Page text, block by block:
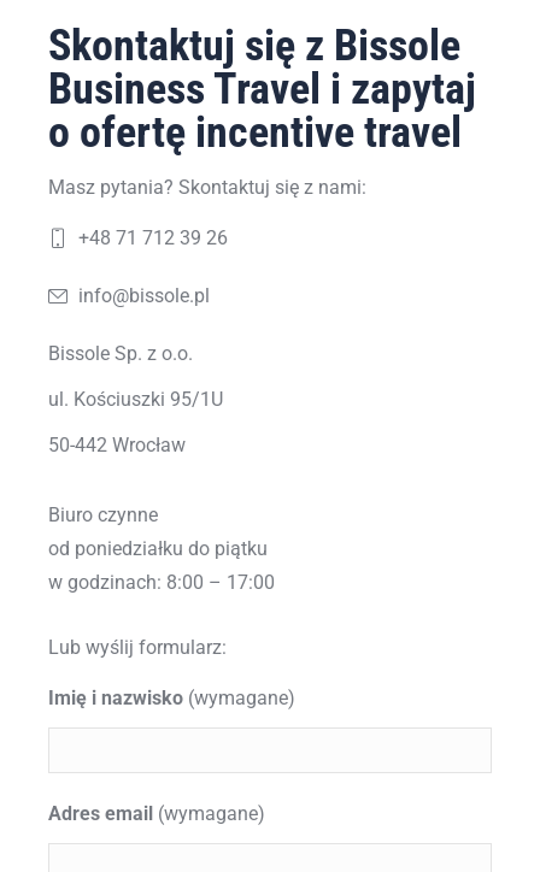
Skontaktuj się z Bissole
Business Travel i zapytaj
o ofertę incentive travel
Masz pytania? Skontaktuj się z nami:
+48 71 712 39 26
info@bissole.pl
Bissole Sp. z o.o.
ul. Kościuszki 95/1U
50-442 Wrocław
Biuro czynne
od poniedziałku do piątku
w godzinach: 8:00 – 17:00
Lub wyślij formularz:
Imię i nazwisko (wymagane)
Adres email (wymagane)